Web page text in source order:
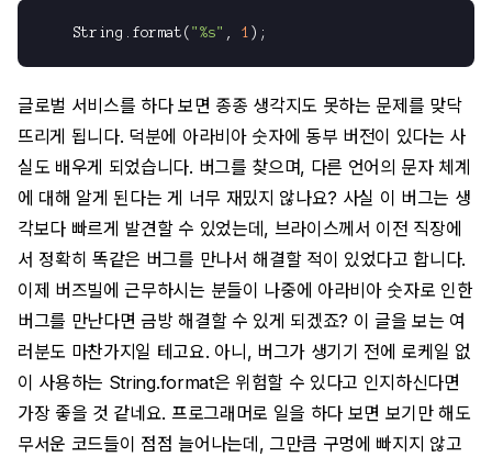
    String.format(
"%s" , 1
글로벌 서비스를 하다 보면 종종 생각지도 못하는 문제를 맞닥
뜨리게 됩니다. 덕분에 아라비아 숫자에 동부 버전이 있다는 사
실도 배우게 되었습니다. 버그를 찾으며, 다른 언어의 문자 체계
에 대해 알게 된다는 게 너무 재밌지 않나요? 사실 이 버그는 생
각보다 빠르게 발견할 수 있었는데, 브라이스께서 이전 직장에
서 정확히 똑같은 버그를 만나서 해결할 적이 있었다고 합니다.
이제 버즈빌에 근무하시는 분들이 나중에 아라비아 숫자로 인한
버그를 만난다면 금방 해결할 수 있게 되겠죠? 이 글을 보는 여
러분도 마찬가지일 테고요. 아니, 버그가 생기기 전에 로케일 없
이 사용하는 String.format은 위험할 수 있다고 인지하신다면
가장 좋을 것 같네요. 프로그래머로 일을 하다 보면 보기만 해도
무서운 코드들이 점점 늘어나는데, 그만큼 구멍에 빠지지 않고